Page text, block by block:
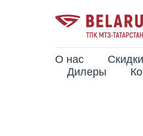
О нас
Дилеры